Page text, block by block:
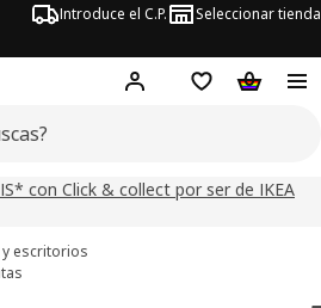
Introduce el C.P. Seleccionar tienda
Hej! Iniciar sesión
Lista de deseos
Carrito
con Click & collect por ser de IKEA
escritorios